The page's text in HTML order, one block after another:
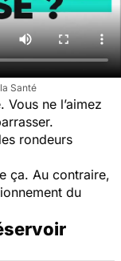
Santé
ne l’aimez
rondeurs
ça. Au contraire,
du